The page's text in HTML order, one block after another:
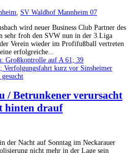
SV Waldhof Mannheim 07
wird neuer Business Club Partner des
sehr froh den SVW nun in der 3.Liga
Verein wieder im Profifußball vertreten
erfolgreiche...
/ Betrunkener verursacht
hinten drauf
der Nacht auf Sonntag im Neckarauer
nicht mehr in der Lage sein